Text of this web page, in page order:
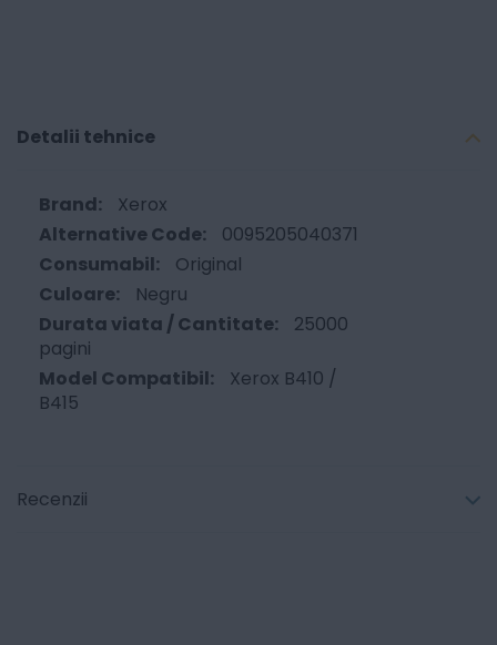
Detalii tehnice
Xerox
0095205040371
Original
Negru
25000
pagini
Xerox B410 /
B415
Recenzii